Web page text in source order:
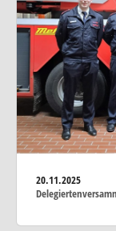
20.11.2025